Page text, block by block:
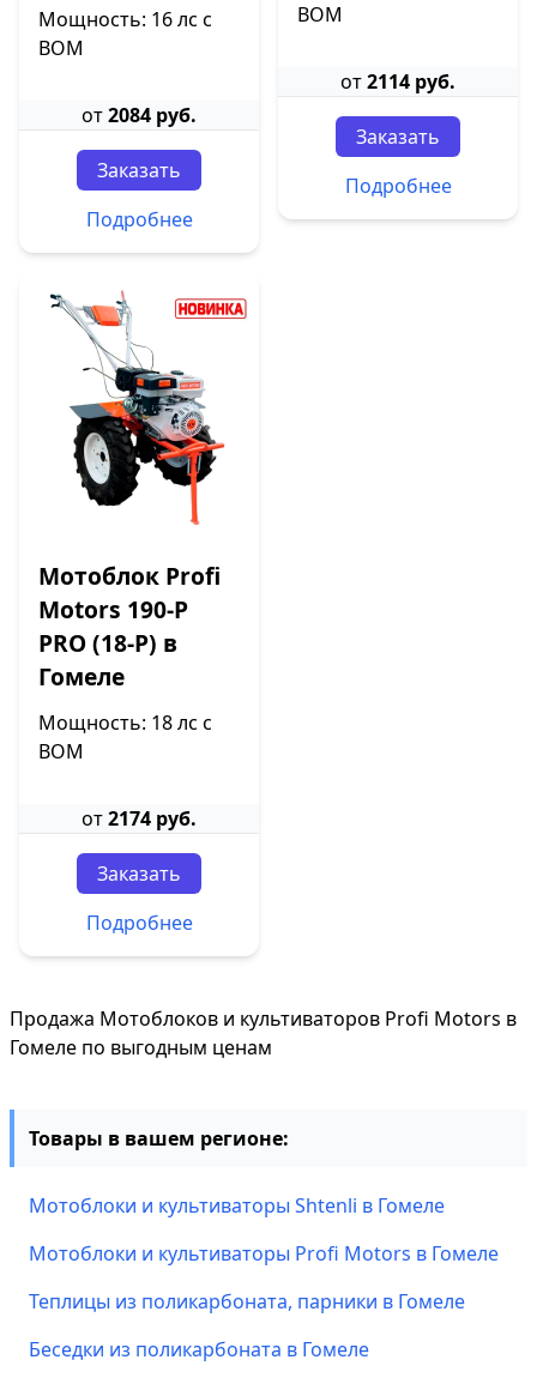
Мощность: 16 лс с
ВОМ
от2084 руб.
Заказать
Подробнее
ВОМ
от2114 руб.
Заказать
Подробнее
Мотоблок Profi
Motors 190-P
PRO (18-P) в
Гомеле
Мощность: 18 лс с
ВОМ
от2174 руб.
Заказать
Подробнее
Продажа Мотоблоков и культиваторов Profi Motors в
Гомеле по выгодным ценам
Товары в вашем регионе:
Мотоблоки и культиваторы Shtenli в Гомеле
Мотоблоки и культиваторы Profi Motors в Гомеле
Теплицы из поликарбоната, парники в Гомеле
Беседки из поликарбоната в Гомеле